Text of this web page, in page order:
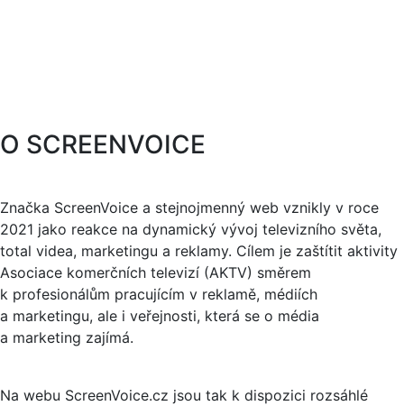
O SCREENVOICE
Značka ScreenVoice a stejnojmenný web vznikly v roce
2021 jako reakce na dynamický vývoj televizního světa,
total videa, marketingu a reklamy. Cílem je zaštítit aktivity
Asociace komerčních televizí (AKTV) směrem
k profesionálům pracujícím v reklamě, médiích
a marketingu, ale i veřejnosti, která se o média
a marketing zajímá.
Na webu ScreenVoice.cz jsou tak k dispozici rozsáhlé